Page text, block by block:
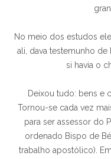
No meio dos estudos
ali, dava testemunho
si havia o
Deixou tudo: bens e
Tornou-se cada vez
para ser assessor do
ordenado Bispo de
trabalho apostólico).